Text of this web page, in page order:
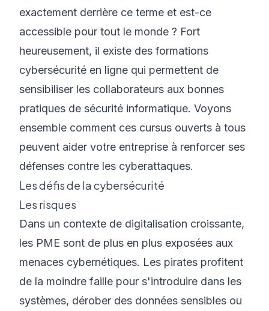
exactement derrière ce terme et est-ce
accessible pour tout le monde ? Fort
heureusement, il existe des formations
cybersécurité en ligne qui permettent de
sensibiliser les collaborateurs aux bonnes
pratiques de sécurité informatique. Voyons
ensemble comment ces cursus ouverts à tous
peuvent aider votre entreprise à renforcer ses
défenses contre les cyberattaques.
Les défis de la cybersécurité
Les risques
Dans un contexte de digitalisation croissante,
les PME sont de plus en plus exposées aux
menaces cybernétiques. Les pirates profitent
de la moindre faille pour s'introduire dans les
systèmes, dérober des données sensibles ou